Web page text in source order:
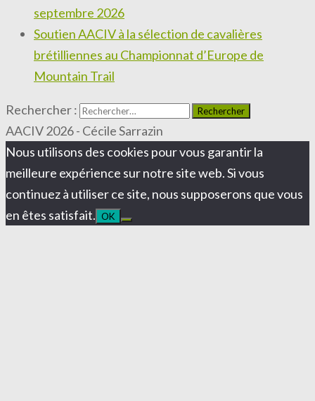
septembre 2026
Soutien AACIV à la sélection de cavalières
brétilliennes au Championnat d’Europe de
Mountain Trail
Rechercher :
AACIV 2026 - Cécile Sarrazin
Nous utilisons des cookies pour vous garantir la
meilleure expérience sur notre site web. Si vous
continuez à utiliser ce site, nous supposerons que vous
en êtes satisfait. OK